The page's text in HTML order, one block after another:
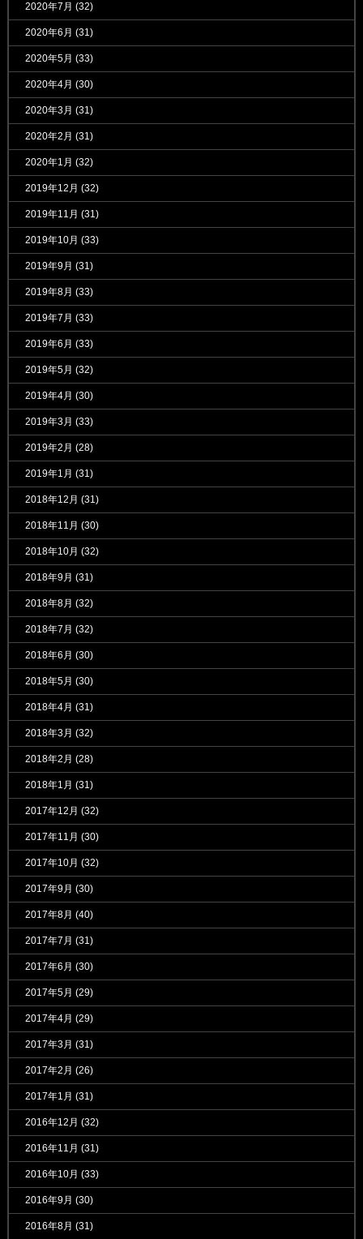
2020年7月 (32)
2020年6月 (31)
2020年5月 (33)
2020年4月 (30)
2020年3月 (31)
2020年2月 (31)
2020年1月 (32)
2019年12月 (32)
2019年11月 (31)
2019年10月 (33)
2019年9月 (31)
2019年8月 (33)
2019年7月 (33)
2019年6月 (33)
2019年5月 (32)
2019年4月 (30)
2019年3月 (33)
2019年2月 (28)
2019年1月 (31)
2018年12月 (31)
2018年11月 (30)
2018年10月 (32)
2018年9月 (31)
2018年8月 (32)
2018年7月 (32)
2018年6月 (30)
2018年5月 (30)
2018年4月 (31)
2018年3月 (32)
2018年2月 (28)
2018年1月 (31)
2017年12月 (32)
2017年11月 (30)
2017年10月 (32)
2017年9月 (30)
2017年8月 (40)
2017年7月 (31)
2017年6月 (30)
2017年5月 (29)
2017年4月 (29)
2017年3月 (31)
2017年2月 (26)
2017年1月 (31)
2016年12月 (32)
2016年11月 (31)
2016年10月 (33)
2016年9月 (30)
2016年8月 (31)